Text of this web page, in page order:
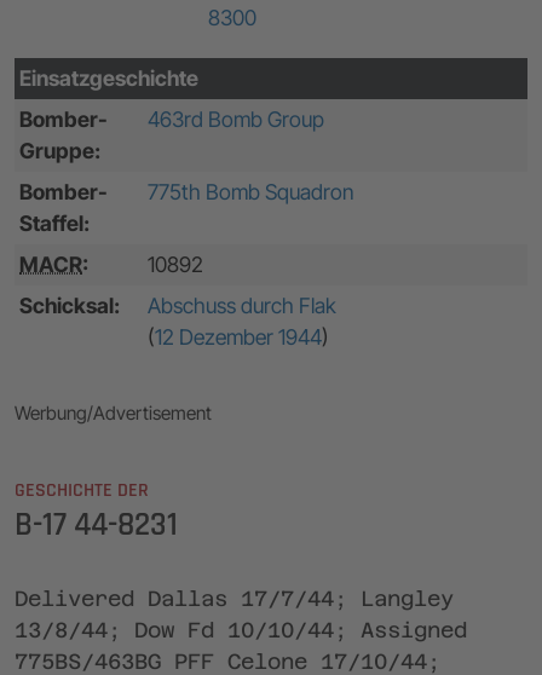
8300
Einsatzgeschichte
Bomber-
Gruppe:
463rd Bomb Group
Bomber-
Staffel:
775th Bomb Squadron
MACR:
10892
Schicksal:
Abschuss durch Flak
(12 Dezember 1944)
Werbung/Advertisement
GESCHICHTE DER
B-17 44-8231
Delivered Dallas 17/7/44; Langley
13/8/44; Dow Fd 10/10/44; Assigned
775BS/463BG PFF Celone 17/10/44;